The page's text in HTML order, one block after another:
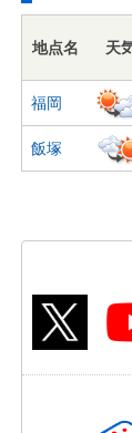
雨
27日
東
雨
は
雲
27
台
に
27
地点名 天
福岡
飯塚